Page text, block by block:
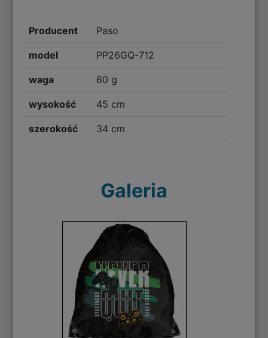
Producent Paso
model PP26GQ-712
waga 60 g
wysokość 45 cm
szerokość 34 cm
Galeria